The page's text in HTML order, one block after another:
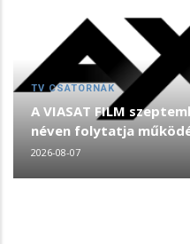
TV CSATORNÁK
A VIASAT FILM
néven folytatja
2026-08-07